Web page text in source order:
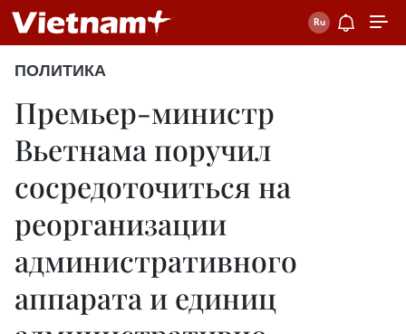
ПОЛИТИКА
Премьер-министр
Вьетнама поручил
сосредоточиться на
реорганизации
административного
аппарата и единиц